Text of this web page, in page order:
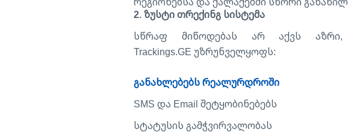
2. ზუსტი თრექინგ სისტემა
სწრაფ მიწოდებას არ აქვს
Trackings.GE უზრუნველყოფს:
განახლებებს რეალურდროში
SMS და Email შეტყობინებებს
სტატუსის გამჭვირვალობას